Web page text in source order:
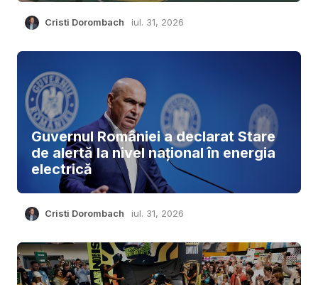
Cristi Dorombach iul. 31, 2026
Guvernul României a declarat Stare
de alertă la nivel național în energia
electrică
Cristi Dorombach iul. 31, 2026